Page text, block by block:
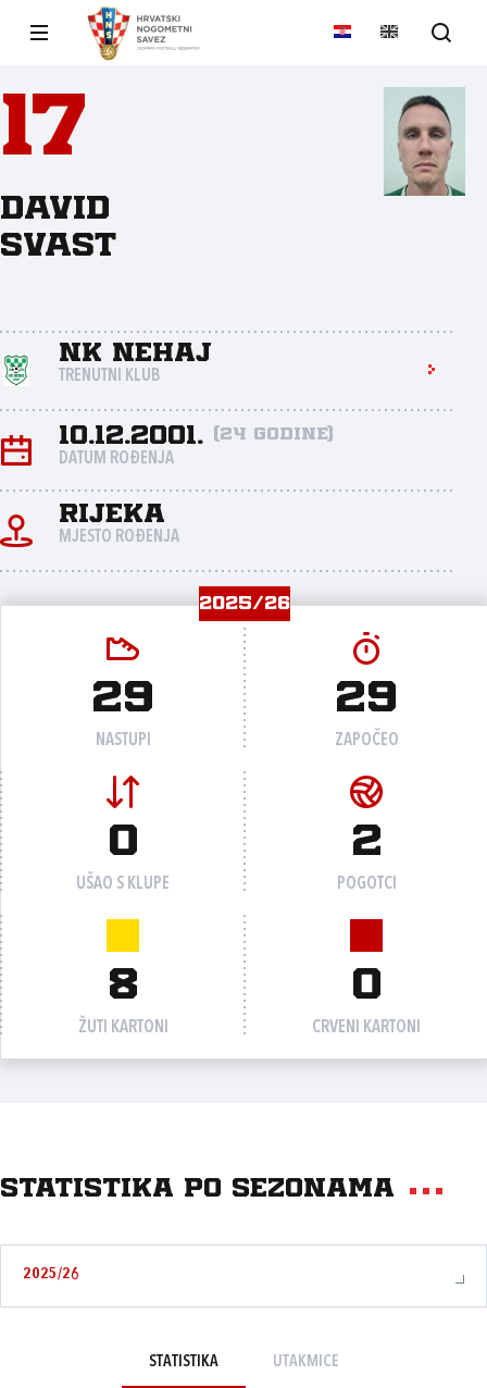
17
David
Svast
NK Nehaj
TRENUTNI KLUB
10.12.2001. (24 godine)
DATUM ROĐENJA
Rijeka
MJESTO ROĐENJA
2025/26
29
NASTUPI
29
ZAPOČEO
0
UŠAO S KLUPE
2
POGOTCI
8
ŽUTI KARTONI
0
CRVENI KARTONI
Statistika po sezonama
2025/26
STATISTIKA UTAKMICE